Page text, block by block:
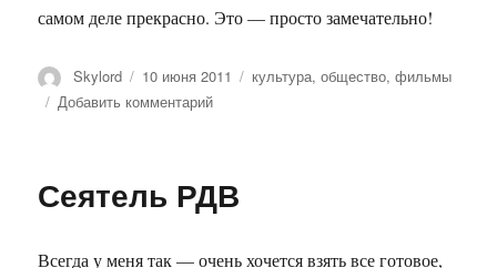
самом деле прекрасно. Это — просто замечательно!
Автор
Skylord Опубликовано
10 июня 2011 Метки
культура,общество,фильмы
Добавить комментарийк
Сеятель РДВ
Всегда у меня так — очень хочется взять все готовое,